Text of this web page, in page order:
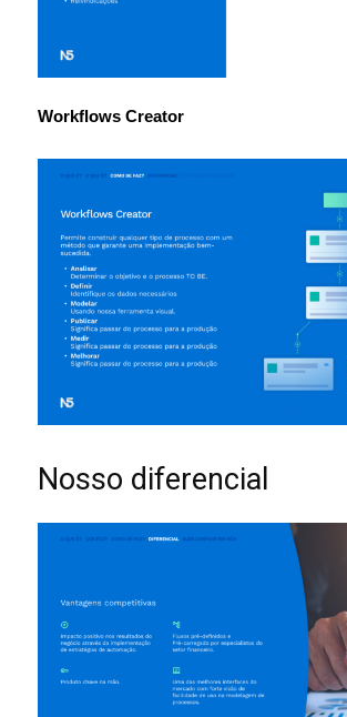
Workflows Creator
Nosso diferencial